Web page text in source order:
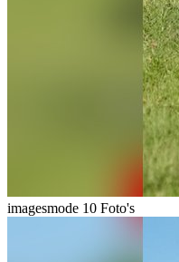
imagesmode 10 Foto's